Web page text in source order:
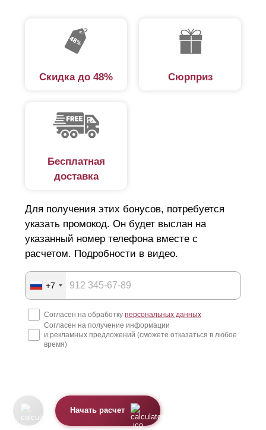
направляющих. После чего с помощью кронштейнов
выбранный тип ламелей. В соответствии с размером
Составляющие элементы
Горизонтальный забор реечный из металла, по облику
напоминает жалюзи. Основа конструкции — ламели,
среднем 10—20 мм. Крепления элементов в профилях
доступно тремя способами: фиксаторы, отверстия,
прорези. Этот показатель влияет на
быстровозводимость конструкции.
Виды профиля
В зависимости от типа забора, различают несколько
видов профиля.
конструкций друг от друга — диапазон высоты
элементов.
Скидка до 48% Сюрприз
Бесплатная
доставка
Для получения этих бонусов, потребуется
указать промокод. Он будет выслан на
указанный номер телефона вместе с
расчетом. Подробности в видео.
+7
Согласен на обработку персональных данных
Согласен на получение информации
и рекламных предложений (сможете отказаться в любое
время)
Начать расчет